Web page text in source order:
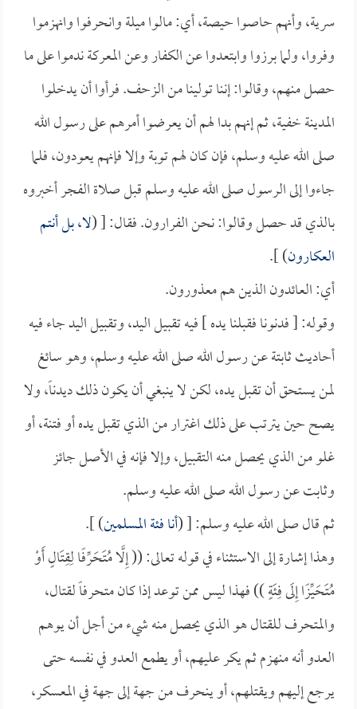
سرية، وأنهم حاصوا حيصة، أي: مالوا ميلة وانحرفوا وانهزموا
وفروا، ولما برزوا وابتعدوا عن الكفار وعن المعركة ندموا على ما
حصل منهم، وقالوا: إننا تولينا من الزحف. فرأوا أن يدخلوا
المدينة خفية، ثم إنهم بدا لهم أن يعرضوا أمرهم على رسول الله
صلى الله عليه وسلم، فإن كان لهم توبة وإلا فإنهم يعودون، فلما
جاءوا إلى الرسول صلى الله عليه وسلم قبل صلاة الفجر أخبروه
بالذي قد حصل وقالوا: نحن الفرارون. فقال: [ (لا، بل أنتم
العكارون) ].
أي: العائدون الذين هم معذورون.
وقوله: [ فدنونا فقبلنا يده ] فيه تقبيل اليد، وتقبيل اليد جاء فيه
أحاديث ثابتة عن رسول الله صلى الله عليه وسلم، وهو سائغ
لمن يستحق أن تقبل يده، لكن لا ينبغي أن يكون ذلك ديدناً، ولا
يصح حين يترتب على ذلك اغترار من الذي تقبل يده أو فتنة، أو
غلو من الذي يحصل منه التقبيل، وإلا فإنه في الأصل جائز
وثابت عن رسول الله صلى الله عليه وسلم.
ثم قال صلى الله عليه وسلم: [ (أنا فئة المسلمين) ].
وهذا إشارة إلى الاستثناء في قوله تعالى: (( إِلَّا مُتَحَرِّفًا لِقِتَالٍ أَوْ
مُتَحَيِّزًا إِلَى فِئَةٍ )) فهذا ليس ممن توعد إذا كان متحرفاً لقتال،
والمتحرف للقتال هو الذي يحصل منه شيء من أجل أن يوهم
العدو أنه منهزم ثم يكر عليهم، أو يطمع العدو في نفسه حتى
يرجع إليهم ويقتلهم، أو ينحرف من جهة إلى جهة في المعسكر،